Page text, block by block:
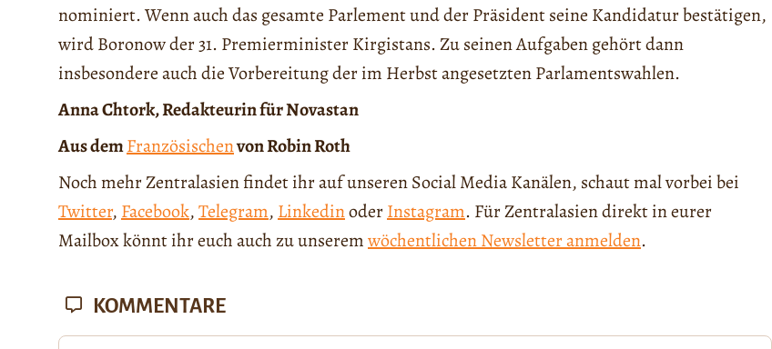
nominiert. Wenn auch das gesamte Parlement und der Präsident seine Kandidatur bestätigen,
wird Boronow der 31. Premierminister Kirgistans. Zu seinen Aufgaben gehört dann
insbesondere auch die Vorbereitung der im Herbst angesetzten Parlamentswahlen.
Anna Chtork, Redakteurin für Novastan
Aus demFranzösischenvon Robin Roth
Noch mehr Zentralasien findet ihr auf unseren Social Media Kanälen, schaut mal vorbei bei
Twitter, Facebook,Telegram, LinkedinoderInstagram. Für Zentralasien direkt in eurer
Mailbox könnt ihr euch auch zu unseremwöchentlichen Newsletter anmelden.
KOMMENTARE